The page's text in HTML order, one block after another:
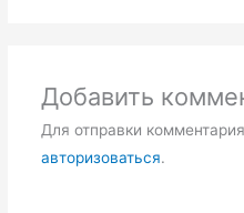
Добавить
Для отправки
авторизоваться.